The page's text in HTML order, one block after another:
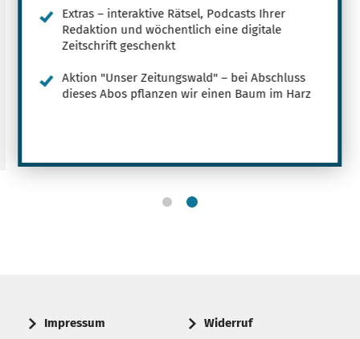
Extras – interaktive Rätsel, Podcasts Ihrer
Redaktion und wöchentlich eine digitale
Zeitschrift geschenkt
Aktion "Unser Zeitungswald" – bei Abschluss
dieses Abos pflanzen wir einen Baum im Harz
Impressum
Widerruf